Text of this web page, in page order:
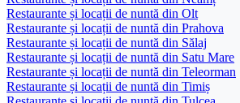
Restaurante și locații de nuntă din Olt
Restaurante și locații de nuntă din Prahova
Restaurante și locații de nuntă din Sălaj
Restaurante și locații de nuntă din Satu Mare
Restaurante și locații de nuntă din Teleorman
Restaurante și locații de nuntă din Timiș